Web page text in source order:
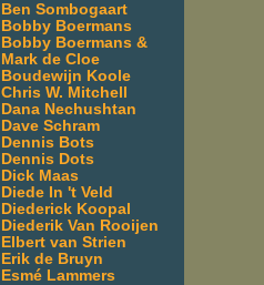
Ben Sombogaart
Bobby Boermans
Bobby Boermans &
Mark de Cloe
Boudewijn Koole
Chris W. Mitchell
Dana Nechushtan
Dave Schram
Dennis Bots
Dennis Dots
Dick Maas
Diede In 't Veld
Diederick Koopal
Diederik Van Rooijen
Elbert van Strien
Erik de Bruyn
Esmé Lammers